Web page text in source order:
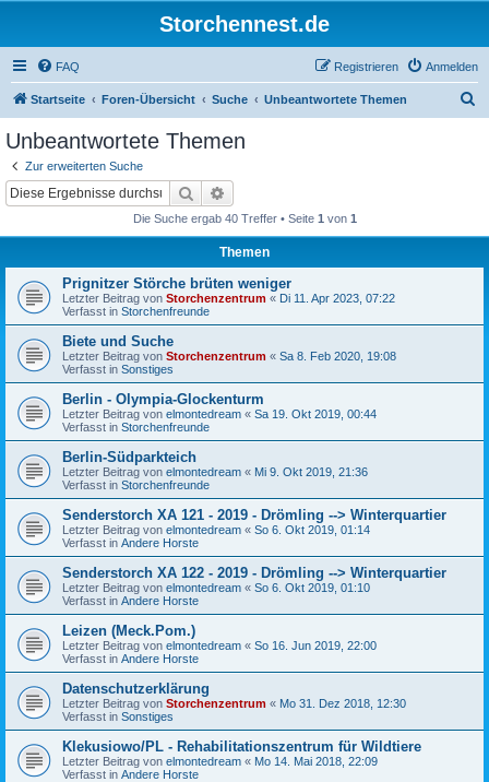
Storchennest.de
FAQ Anmelden
Registrieren
Startseite Foren-Übersicht Suche Unbeantwortete Themen
Unbeantwortete Themen
Zur erweiterten Suche
Suche
Die Suche ergab 40 Treffer • Seite 1 von 1
Themen
Prignitzer Störche brüten weniger
Letzter Beitrag von Storchenzentrum « Di 11. Apr 2023, 07:22
Verfasst in Storchenfreunde
Biete und Suche
Letzter Beitrag von Storchenzentrum « Sa 8. Feb 2020, 19:08
Verfasst in Sonstiges
Berlin - Olympia-Glockenturm
Letzter Beitrag von elmontedream « Sa 19. Okt 2019, 00:44
Verfasst in Storchenfreunde
Berlin-Südparkteich
Letzter Beitrag von elmontedream « Mi 9. Okt 2019, 21:36
Verfasst in Storchenfreunde
Senderstorch XA 121 - 2019 - Drömling --> Winterquartier
Letzter Beitrag von elmontedream « So 6. Okt 2019, 01:14
Verfasst in Andere Horste
Senderstorch XA 122 - 2019 - Drömling --> Winterquartier
Letzter Beitrag von elmontedream « So 6. Okt 2019, 01:10
Verfasst in Andere Horste
Leizen (Meck.Pom.)
Letzter Beitrag von elmontedream « So 16. Jun 2019, 22:00
Verfasst in Andere Horste
Datenschutzerklärung
Letzter Beitrag von Storchenzentrum « Mo 31. Dez 2018, 12:30
Verfasst in Sonstiges
Klekusiowo/PL - Rehabilitationszentrum für Wildtiere
Letzter Beitrag von elmontedream « Mo 14. Mai 2018, 22:09
Verfasst in Andere Horste